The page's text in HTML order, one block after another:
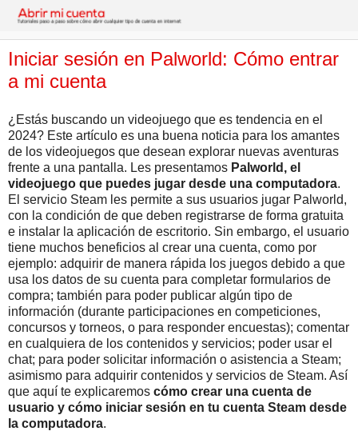
Iniciar sesión en Palworld: Cómo entrar
a mi cuenta
¿Estás buscando un videojuego que es tendencia en el
2024? Este artículo es una buena noticia para los amantes
de los videojuegos que desean explorar nuevas aventuras
frente a una pantalla. Les presentamos Palworld, el
videojuego que puedes jugar desde una computadora.
El servicio Steam les permite a sus usuarios jugar Palworld,
con la condición de que deben registrarse de forma gratuita
e instalar la aplicación de escritorio. Sin embargo, el usuario
tiene muchos beneficios al crear una cuenta, como por
ejemplo: adquirir de manera rápida los juegos debido a que
usa los datos de su cuenta para completar formularios de
compra; también para poder publicar algún tipo de
información (durante participaciones en competiciones,
concursos y torneos, o para responder encuestas); comentar
en cualquiera de los contenidos y servicios; poder usar el
chat; para poder solicitar información o asistencia a Steam;
asimismo para adquirir contenidos y servicios de Steam. Así
que aquí te explicaremos cómo crear una cuenta de
usuario y cómo iniciar sesión en tu cuenta Steam desde
la computadora.